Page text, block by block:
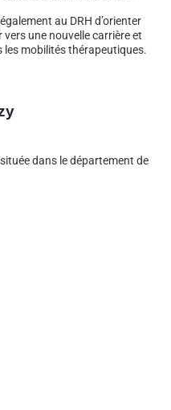
au DRH d’orienter
une nouvelle carrière et
les mobilités thérapeutiques.
dans le département de